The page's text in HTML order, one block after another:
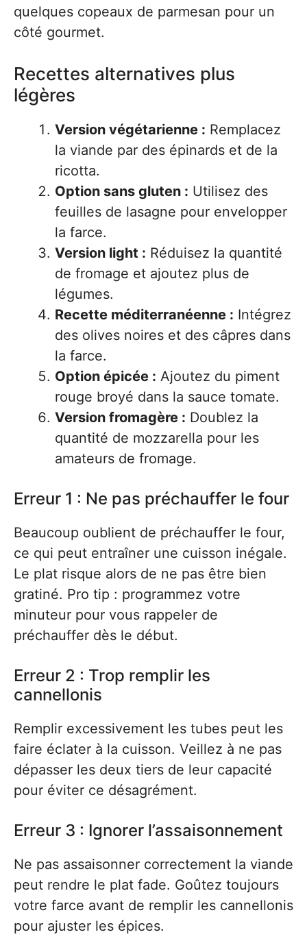
quelques copeaux de parmesan pour un
côté gourmet.
Recettes alternatives plus
légères
Version végétarienne : Remplacez
la viande par des épinards et de la
ricotta.
Option sans gluten : Utilisez des
feuilles de lasagne pour envelopper
la farce.
Version light : Réduisez la quantité
de fromage et ajoutez plus de
légumes.
Recette méditerranéenne : Intégrez
des olives noires et des câpres dans
la farce.
Option épicée : Ajoutez du piment
rouge broyé dans la sauce tomate.
Version fromagère : Doublez la
quantité de mozzarella pour les
amateurs de fromage.
Erreur 1 : Ne pas préchauffer le four
Beaucoup oublient de préchauffer le four,
ce qui peut entraîner une cuisson inégale.
Le plat risque alors de ne pas être bien
gratiné. Pro tip : programmez votre
minuteur pour vous rappeler de
préchauffer dès le début.
Erreur 2 : Trop remplir les
cannellonis
Remplir excessivement les tubes peut les
faire éclater à la cuisson. Veillez à ne pas
dépasser les deux tiers de leur capacité
pour éviter ce désagrément.
Erreur 3 : Ignorer l’assaisonnement
Ne pas assaisonner correctement la viande
peut rendre le plat fade. Goûtez toujours
votre farce avant de remplir les cannellonis
pour ajuster les épices.